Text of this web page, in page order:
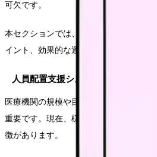
可欠です。
本セクションでは、現在活用可能な各
イント、効果的な運用方法について解説
人員配置支援システムの種類と特徴
医療機関の規模や目的に応じて、最適
重要です。現在、様々なシステムが開
徴があります。